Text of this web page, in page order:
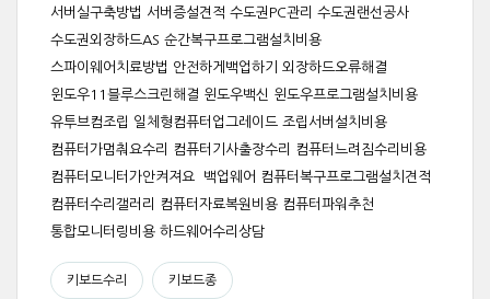
서버실구축방법 서버증설견적 수도권PC관리 수도권랜선공사
수도권외장하드AS 순간복구프로그램설치비용
스파이웨어치료방법 안전하게백업하기 외장하드오류해결
윈도우11블루스크린해결 윈도우백신 윈도우프로그램설치비용
유투브컴조립 일체형컴퓨터업그레이드 조립서버설치비용
컴퓨터가멈춰요수리 컴퓨터기사출장수리 컴퓨터느려짐수리비용
컴퓨터모니터가안켜져요 백업웨어 컴퓨터복구프로그램설치견적
컴퓨터수리갤러리 컴퓨터자료복원비용 컴퓨터파워추천
통합모니터링비용 하드웨어수리상담
키보드수리 키보드종